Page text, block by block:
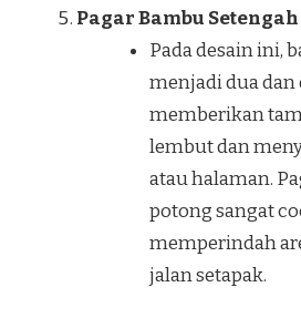
Pagar Bambu
Pada desain ini,
menjadi dua
memberikan
lembut dan
atau halaman.
potong sangat
memperindah
jalan setapak.